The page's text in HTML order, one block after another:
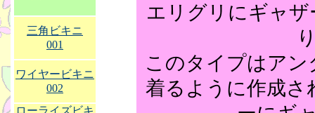
エリグリにギャ
このタイプはア
着るように作成
三角ビキニ
001
ワイヤービキニ
002
ローライズビキ